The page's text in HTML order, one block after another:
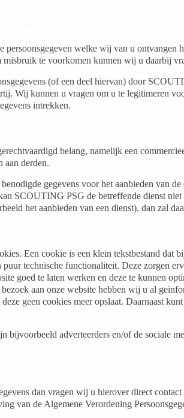
welke wij van u
te voorkomen kunnen wij u daarbij
(of een deel hiervan) door
Wij kunnen u vragen om u te legitimeren
intrekken.
belang, namelijk een
derden.
gegevens voor het aanbieden van
SCOUTING PSG de betreffende dienst
het aanbieden van een dienst), dan zal
Een cookie is een klein tekstbestand dat
technische functionaliteit. Deze zorgen
goed te laten werken en deze te kunnen
aan onze website hebben wij u al
geen cookies meer opslaat. Daarnaast
bijvoorbeeld adverteerders en/of de sociale
dan vragen wij u hierover direct
van de Algemene Verordening